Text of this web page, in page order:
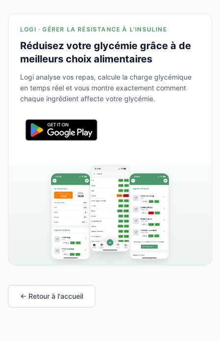
LOGI · GÉRER LA RÉSISTANCE À L'INSULINE
Réduisez votre glycémie grâce à de
meilleurs choix alimentaires
Logi analyse vos repas, calcule la charge glycémique
en temps réel et vous montre exactement comment
chaque ingrédient affecte votre glycémie.
← Retour à l'accueil